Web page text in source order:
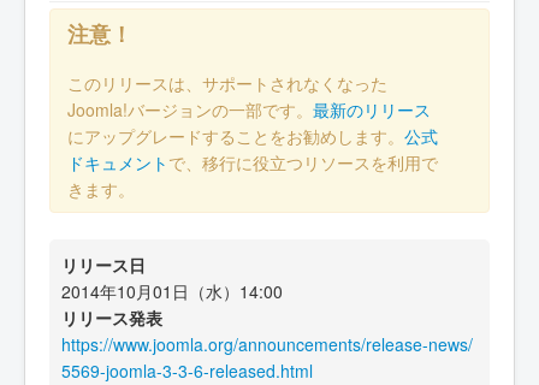
注意！
このリリースは、サポートされなくなった
Joomla!バージョンの一部です。 最新のリリース
にアップグレードすることをお勧めします。 公式
ドキュメント で、移行に役立つリソースを利用で
きます。
リリース日
2014年10月01日（水）14:00
リリース発表
https://www.joomla.org/announcements/release-news/
5569-joomla-3-3-6-released.html